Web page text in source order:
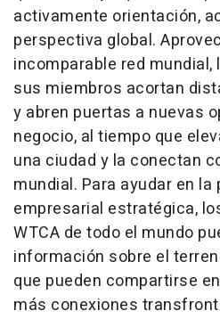
activamente orientación,
perspectiva global.
incomparable red mundial,
sus miembros acortan
y abren puertas a nuevas
negocio, al tiempo que
una ciudad y la conectan
mundial. Para ayudar en
empresarial estratégica,
WTCA de todo el mundo
información sobre el
que pueden compartirse
más conexiones